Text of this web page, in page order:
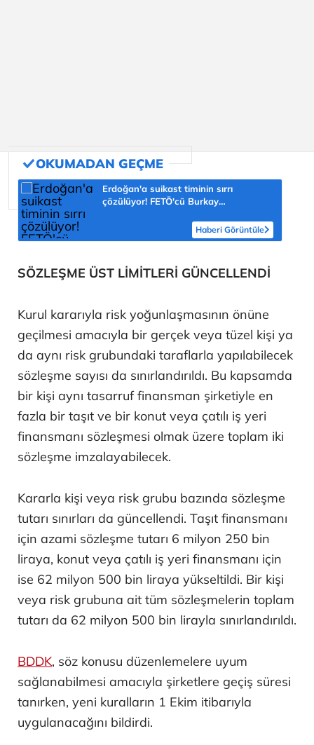
Erdoğan'a suikast timinin sırrı
çözülüyor! FETÖ'cü Burkay
Haberi Görüntüle
SÖZLEŞME ÜST LİMİTLERİ GÜNCELLENDİ
Kurul kararıyla risk yoğunlaşmasının önüne
geçilmesi amacıyla bir gerçek veya tüzel kişi ya
da aynı risk grubundaki taraflarla yapılabilecek
sözleşme sayısı da sınırlandırıldı. Bu kapsamda
bir kişi aynı tasarruf finansman şirketiyle en
fazla bir taşıt ve bir konut veya çatılı iş yeri
finansmanı sözleşmesi olmak üzere toplam iki
sözleşme imzalayabilecek.
Kararla kişi veya risk grubu bazında sözleşme
tutarı sınırları da güncellendi. Taşıt finansmanı
için azami sözleşme tutarı 6 milyon 250 bin
liraya, konut veya çatılı iş yeri finansmanı için
ise 62 milyon 500 bin liraya yükseltildi. Bir kişi
veya risk grubuna ait tüm sözleşmelerin toplam
tutarı da 62 milyon 500 bin lirayla sınırlandırıldı.
BDDK, söz konusu düzenlemelere uyum
sağlanabilmesi amacıyla şirketlere geçiş süresi
tanırken, yeni kuralların 1 Ekim itibarıyla
uygulanacağını bildirdi.